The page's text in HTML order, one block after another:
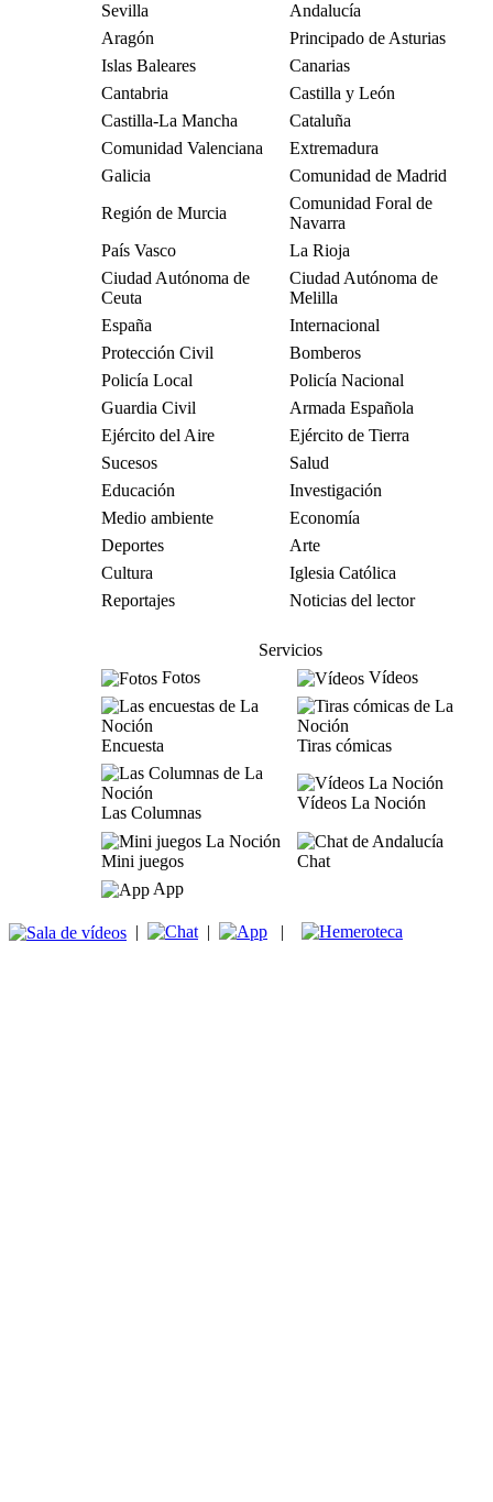
Sevilla
Andalucía
Aragón
Principado de Asturias
Islas Baleares
Canarias
Cantabria
Castilla y León
Castilla-La Mancha
Cataluña
Comunidad Valenciana
Extremadura
Galicia
Comunidad de Madrid
Región de Murcia
Comunidad Foral de
Navarra
País Vasco
La Rioja
Ciudad Autónoma de
Ceuta
Ciudad Autónoma de
Melilla
España
Internacional
Protección Civil
Bomberos
Policía Local
Policía Nacional
Guardia Civil
Armada Española
Ejército del Aire
Ejército de Tierra
Sucesos
Salud
Educación
Investigación
Medio ambiente
Economía
Deportes
Arte
Cultura
Iglesia Católica
Reportajes
Noticias del lector
Servicios
Fotos
Vídeos
Encuesta Tiras cómicas
Las Columnas
Vídeos La Noción
Mini juegos
Chat
App
| | |